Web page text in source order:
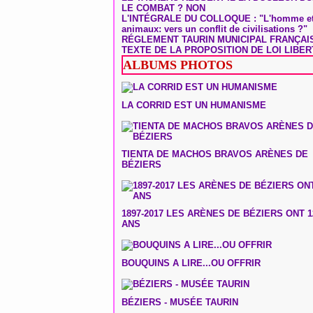
LE COMBAT ? NON
L'INTÉGRALE DU COLLOQUE : "L'homme
animaux: vers un conflit de civilisations ?"
RÉGLEMENT TAURIN MUNICIPAL
TEXTE DE LA PROPOSITION DE LOI
ALBUMS PHOTOS
LA CORRID EST UN HUMANISME
TIENTA DE MACHOS BRAVOS ARÈNES DE
BÉZIERS
1897-2017 LES ARÈNES DE BÉZIERS ONT
ANS
BOUQUINS A LIRE...OU OFFRIR
BÉZIERS - MUSÉE TAURIN